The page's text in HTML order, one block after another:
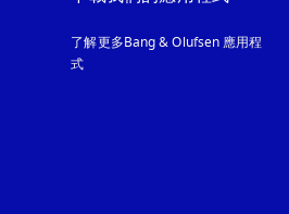
了解更多Bang & Olufsen 應用程
式